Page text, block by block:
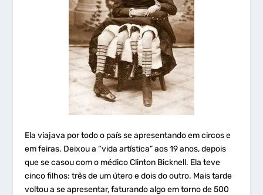
Ela viajava por todo o país se apresentando em circos e
em feiras. Deixou a “vida artística” aos 19 anos, depois
que se casou com o médico Clinton Bicknell. Ela teve
cinco filhos: três de um útero e dois do outro. Mais tarde
voltou a se apresentar, faturando algo em torno de 500